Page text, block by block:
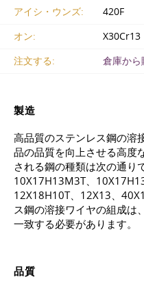
アイシ・ウンズ:
420F
オン:
X30Cr13
注文する:
倉庫から
製造
高品質のステンレス鋼の溶
品の品質を向上させる高度
される鋼の種類は次の通り
10Х17Н13М3Т、
12Х18Н10Т、12Х13、
ス鋼の溶接ワイヤの組成は
一致する必要があります。
品質